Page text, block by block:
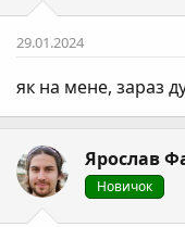
29.01.2024
як на мене, зараз
Ярослав
Новичок